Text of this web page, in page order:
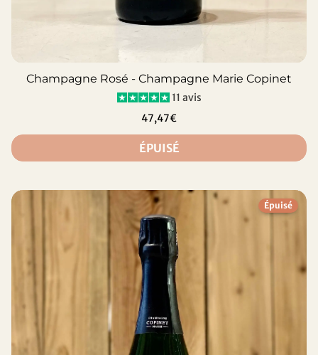
Champagne Rosé - Champagne Marie Copinet
11 avis
47,47€
ÉPUISÉ
Épuisé